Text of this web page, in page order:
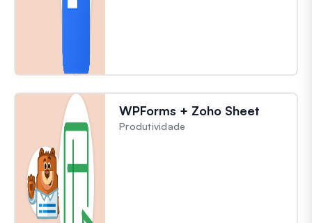
WPForms + Zoho Sheet
Produtividade